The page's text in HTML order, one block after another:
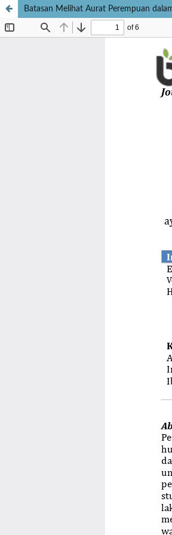
Batasan Melihat Aurat Perempuan